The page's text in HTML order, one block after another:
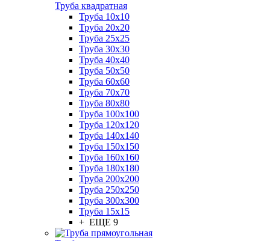
Труба квадратная
Труба 10x10
Труба 20x20
Труба 25x25
Труба 30x30
Труба 40x40
Труба 50x50
Труба 60x60
Труба 70x70
Труба 80x80
Труба 100x100
Труба 120x120
Труба 140x140
Труба 150x150
Труба 160x160
Труба 180x180
Труба 200x200
Труба 250x250
Труба 300x300
Труба 15x15
+ ЕЩЕ 9